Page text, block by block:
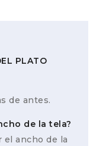
PLATO
de antes.
de la tela?
el ancho de la